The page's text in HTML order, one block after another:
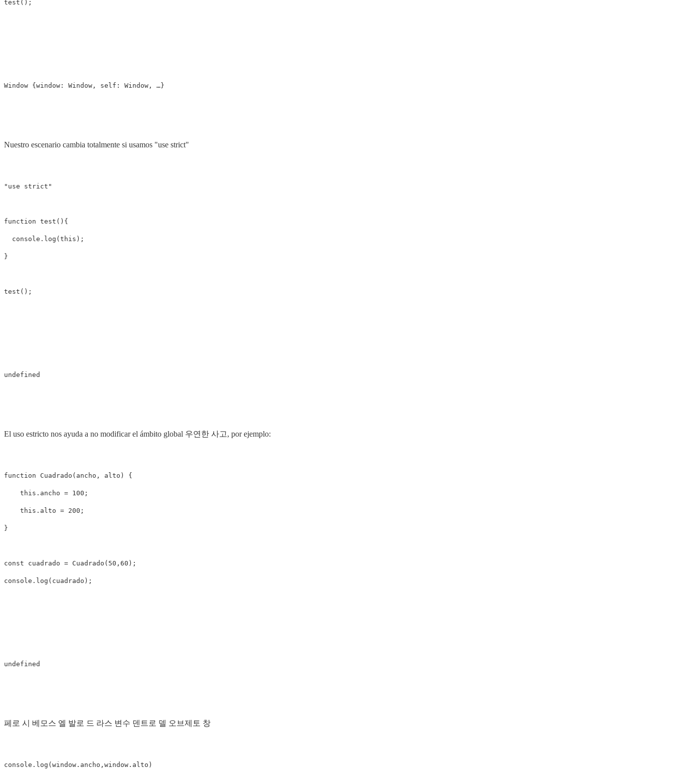
Nuestro escenario cambia totalmente si usamos "use strict"
"use strict"
function test(){
  console.log(this);
}
El uso estricto nos ayuda a no modificar el ámbito global 우연한 사고, por ejemplo:
function Cuadrado(ancho, alto) {
    this.ancho = 100;
    this.alto = 200;
}
const cuadrado = Cuadrado(50,60);
페로 시 베모스 엘 발로 드 라스 변수 덴트로 델 오브제토 창